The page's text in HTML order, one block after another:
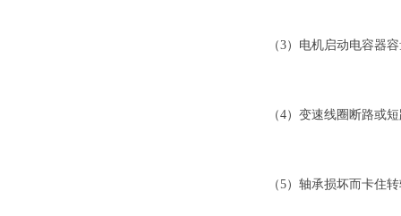
（3）电机启动电容器
（4）变速线圈断路或
（5）轴承损坏而卡住